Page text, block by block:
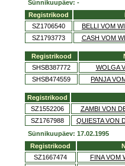
Sünnikuupäev: -
Registrikood
SZ1706540
BELLI VOM
SZ1793773
CASH VOM
Registrikood
SHSB387772
WOLGA
SHSB474559
PANJA
Registrikood
SZ1552206
ZAMBI VON
SZ1767988
QUIESTA VON
Sünnikuupäev: 17.02.1995
Registrikood
SZ1667474
FINA VOM